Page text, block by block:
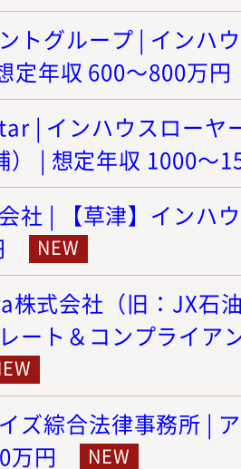
トグループ | インハ
定年収 600～800万円
| インハウスローヤ
） | 想定年収 1000～
社 | 【草津】インハ
株式会社（旧：JX石
ート＆コンプライア
ズ綜合法律事務所 |
万円